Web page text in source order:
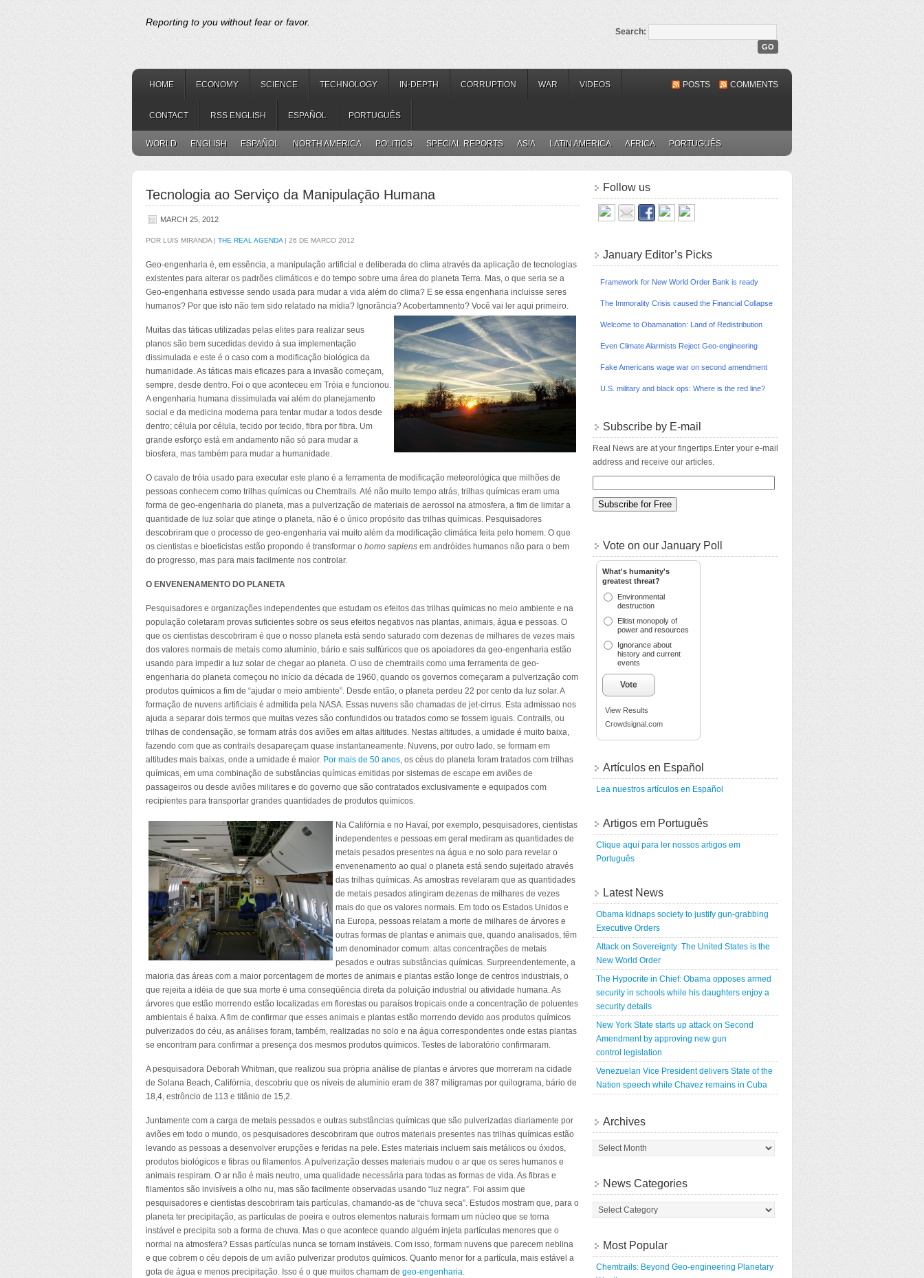
Reporting to you without fear or favor.
Search:
HOME ECONOMY SCIENCE TECHNOLOGY IN-DEPTH CORRUPTION WAR VIDEOS
CONTACT RSS ENGLISH ESPAÑOL PORTUGUÊS
POSTS COMMENTS
WORLD ENGLISH ESPAÑOL NORTH AMERICA POLITICS SPECIAL REPORTS ASIA LATIN AMERICA AFRICA PORTUGUÊS
Tecnologia ao Serviço da Manipulação Humana
MARCH 25, 2012
POR LUIS MIRANDA | THE REAL AGENDA | 26 DE MARCO 2012
Geo-engenharia é, em essência, a manipulação artificial e deliberada do clima através da aplicação de tecnologias
existentes para alterar os padrões climáticos e do tempo sobre uma área do planeta Terra. Mas, o que seria se a
Geo-engenharia estivesse sendo usada para mudar a vida além do clima? E se essa engenharia incluisse seres
humanos? Por que isto não tem sido relatado na mídia? Ignorância? Acobertamnento? Você vai ler aqui primeiro.
Muitas das táticas utilizadas pelas elites para realizar seus
planos são bem sucedidas devido à sua implementação
dissimulada e este é o caso com a modificação biológica da
humanidade. As táticas mais eficazes para a invasão começam,
sempre, desde dentro. Foi o que aconteceu em Tróia e funcionou.
A engenharia humana dissimulada vai além do planejamento
social e da medicina moderna para tentar mudar a todos desde
dentro; célula por célula, tecido por tecido, fibra por fibra. Um
grande esforço está em andamento não só para mudar a
biosfera, mas também para mudar a humanidade.
O cavalo de tróia usado para executar este plano é a ferramenta de modificação meteorológica que milhões de
pessoas conhecem como trilhas químicas ou Chemtrails. Até não muito tempo atrás, trilhas químicas eram uma
forma de geo-engenharia do planeta, mas a pulverização de materiais de aerossol na atmosfera, a fim de limitar a
quantidade de luz solar que atinge o planeta, não é o único propósito das trilhas químicas. Pesquisadores
descobriram que o processo de geo-engenharia vai muito além da modificação climática feita pelo homem. O que
os cientistas e bioeticistas estão propondo é transformar o homo sapiens em andróides humanos não para o bem
do progresso, mas para mais facilmente nos controlar.
O ENVENENAMENTO DO PLANETA
Pesquisadores e organizações independentes que estudam os efeitos das trilhas químicas no meio ambiente e na
população coletaram provas suficientes sobre os seus efeitos negativos nas plantas, animais, água e pessoas. O
que os cientistas descobriram é que o nosso planeta está sendo saturado com dezenas de milhares de vezes mais
dos valores normais de metais como alumínio, bário e sais sulfúricos que os apoiadores da geo-engenharia estão
usando para impedir a luz solar de chegar ao planeta. O uso de chemtrails como uma ferramenta de geo-
engenharia do planeta começou no início da década de 1960, quando os governos começaram a pulverização com
produtos químicos a fim de “ajudar o meio ambiente”. Desde então, o planeta perdeu 22 por cento da luz solar. A
formação de nuvens artificiais é admitida pela NASA. Essas nuvens são chamadas de jet-cirrus. Esta admissao nos
ajuda a separar dois termos que muitas vezes são confundidos ou tratados como se fossem iguais. Contrails, ou
trilhas de condensação, se formam atrás dos aviões em altas altitudes. Nestas altitudes, a umidade é muito baixa,
fazendo com que as contrails desapareçam quase instantaneamente. Nuvens, por outro lado, se formam em
altitudes mais baixas, onde a umidade é maior. Por mais de 50 anos, os céus do planeta foram tratados com trilhas
químicas, em uma combinação de substâncias químicas emitidas por sistemas de escape em aviões de
passageiros ou desde aviões militares e do governo que são contratados exclusivamente e equipados com
recipientes para transportar grandes quantidades de produtos químicos.
Na Califórnia e no Havaí, por exemplo, pesquisadores, cientistas
independentes e pessoas em geral mediram as quantidades de
metais pesados presentes na água e no solo para revelar o
envenenamento ao qual o planeta está sendo sujeitado através
das trilhas químicas. As amostras revelaram que as quantidades
de metais pesados atingiram dezenas de milhares de vezes
mais do que os valores normais. Em todo os Estados Unidos e
na Europa, pessoas relatam a morte de milhares de árvores e
outras formas de plantas e animais que, quando analisados, têm
um denominador comum: altas concentrações de metais
pesados e outras substâncias químicas. Surpreendentemente, a
maioria das áreas com a maior porcentagem de mortes de animais e plantas estão longe de centros industriais, o
que rejeita a idéia de que sua morte é uma conseqüência direta da poluição industrial ou atividade humana. As
árvores que estão morrendo estão localizadas em florestas ou paraísos tropicais onde a concentração de poluentes
ambientais é baixa. A fim de confirmar que esses animais e plantas estão morrendo devido aos produtos químicos
pulverizados do céu, as análises foram, também, realizadas no solo e na água correspondentes onde estas plantas
se encontram para confirmar a presença dos mesmos produtos químicos. Testes de laboratório confirmaram.
A pesquisadora Deborah Whitman, que realizou sua própria análise de plantas e árvores que morreram na cidade
de Solana Beach, Califórnia, descobriu que os níveis de alumínio eram de 387 miligramas por quilograma, bário de
18,4, estrôncio de 113 e titânio de 15,2.
Juntamente com a carga de metais pessados e outras substâncias químicas que são pulverizadas diariamente por
aviões em todo o mundo, os pesquisadores descobriram que outros materiais presentes nas trilhas químicas estão
levando as pessoas a desenvolver erupções e feridas na pele. Estes materiais incluem sais metálicos ou óxidos,
produtos biológicos e fibras ou filamentos. A pulverização desses materiais mudou o ar que os seres humanos e
animais respiram. O ar não é mais neutro, uma qualidade necessária para todas as formas de vida. As fibras e
filamentos são invisíveis a olho nu, mas são facilmente observadas usando “luz negra”. Foi assim que
pesquisadores e cientistas descobriram tais partículas, chamando-as de “chuva seca”. Estudos mostram que, para o
planeta ter precipitação, as partículas de poeira e outros elementos naturais formam um núcleo que se torna
instável e precipita sob a forma de chuva. Mas o que acontece quando alguém injeta partículas menores que o
normal na atmosfera? Essas partículas nunca se tornam instáveis. Com isso, formam nuvens que parecem neblina
e que cobrem o céu depois de um avião pulverizar produtos químicos. Quanto menor for a partícula, mais estável a
gota de água e menos precipitação. Isso é o que muitos chamam de geo-engenharia.
Follow us
January Editor’s Picks
Framework for New World Order Bank is ready
The Immorality Crisis caused the Financial Collapse
Welcome to Obamanation: Land of Redistribution
Even Climate Alarmists Reject Geo-engineering
Fake Americans wage war on second amendment
U.S. military and black ops: Where is the red line?
Subscribe by E-mail
Real News are at your fingertips.Enter your e-mail
address and receive our articles.
Vote on our January Poll
What's humanity's
greatest threat?
Environmental
destruction
Elitist monopoly of
power and resources
Ignorance about
history and current
events
Vote
View Results
Crowdsignal.com
Artículos en Español
Lea nuestros artículos en Español
Artigos em Português
Clique aquí para ler nossos artigos em
Português
Latest News
Obama kidnaps society to justify gun-grabbing
Executive Orders
Attack on Sovereignty: The United States is the
New World Order
The Hypocrite in Chief: Obama opposes armed
security in schools while his daughters enjoy a
security details
New York State starts up attack on Second
Amendment by approving new gun
control legislation
Venezuelan Vice President delivers State of the
Nation speech while Chavez remains in Cuba
Archives
News Categories
Most Popular
Chemtrails: Beyond Geo-engineering Planetary